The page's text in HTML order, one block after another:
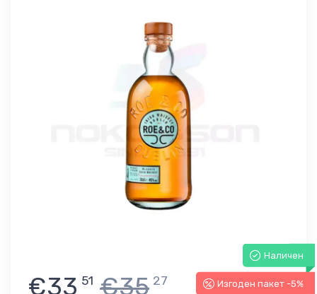
Наличен
Изгоден пакет -5%
€33 51 €35 27